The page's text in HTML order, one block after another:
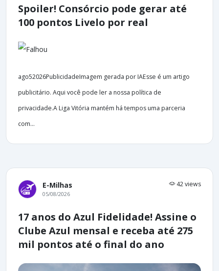
Spoiler! Consórcio pode gerar até
100 pontos Livelo por real
ago52026PublicidadeImagem gerada por IAEsse é um artigo
publicitário. Aqui você pode ler a nossa política de
privacidade.A Liga Vitória mantém há tempos uma parceria
com...
E-Milhas 42 views
05/08/2026
17 anos do Azul Fidelidade! Assine o
Clube Azul mensal e receba até 275
mil pontos até o final do ano